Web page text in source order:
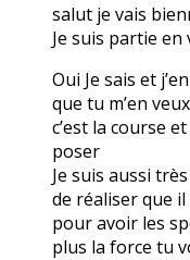
salut je vais
Je suis partie en
Oui Je sais et
que tu m’en
c’est la course
poser
Je suis aussi
de réaliser que
pour avoir les
plus la force tu